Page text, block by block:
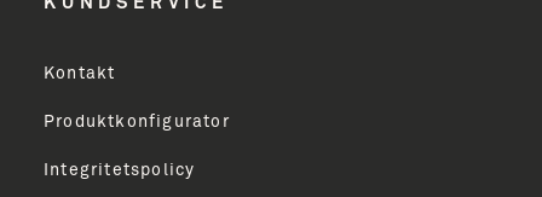
Virksomhed
Kontakt
Produktkonfigurator
Integritetspolicy